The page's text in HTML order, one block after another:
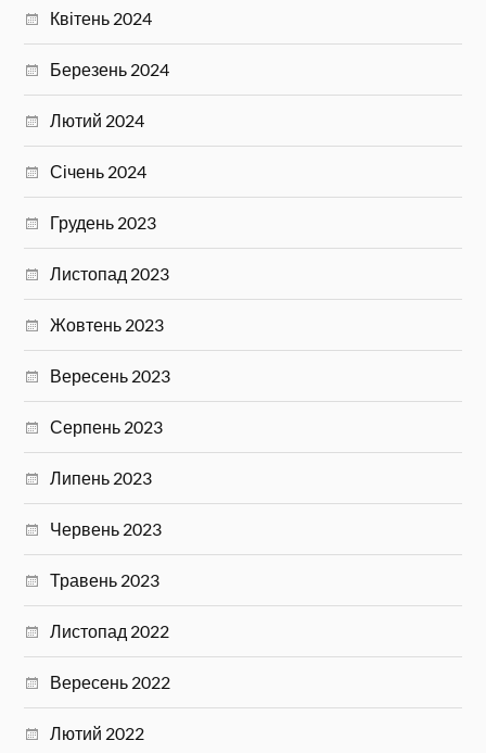
Квітень 2024
Березень 2024
Лютий 2024
Січень 2024
Грудень 2023
Листопад 2023
Жовтень 2023
Вересень 2023
Серпень 2023
Липень 2023
Червень 2023
Травень 2023
Листопад 2022
Вересень 2022
Лютий 2022